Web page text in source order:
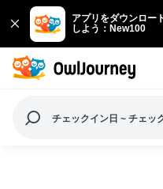
アプリをダウンロー
しよう：New100
チェックイン日 ~ チェッ